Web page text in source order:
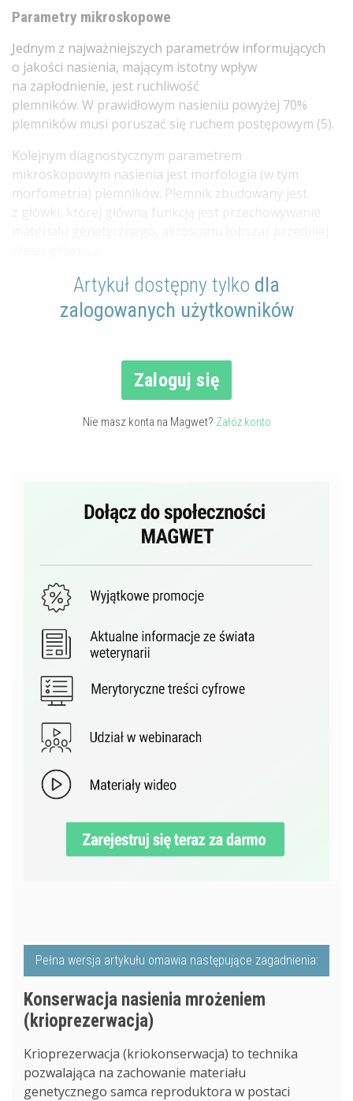
Parametry mikroskopowe
Jednym z najważniejszych parametrów informujących
o jakości nasienia, mającym istotny wpływ
na zapłodnienie, jest ruchliwość
plemników. W prawidłowym nasieniu powyżej 70%
plemników musi poruszać się ruchem postępowym (5).
Kolejnym diagnostycznym parametrem
mikroskopowym nasienia jest morfologia (w tym
morfometria) plemników. Plemnik zbudowany jest
z główki, której główną funkcją jest przechowywanie
Artykuł dostępny tylko dla
zalogowanych użytkowników
Zaloguj się
Nie masz konta na Magwet? Załóż konto
Pełna wersja artykułu omawia następujące zagadnienia:
Konserwacja nasienia mrożeniem
(krioprezerwacja)
Krioprezerwacja (kriokonserwacja) to technika
pozwalająca na zachowanie materiału
genetycznego samca reproduktora w postaci